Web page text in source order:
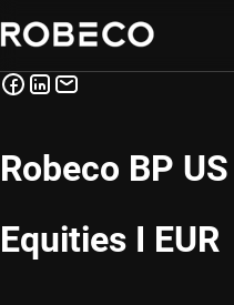
Robeco BP
Equities I EUR